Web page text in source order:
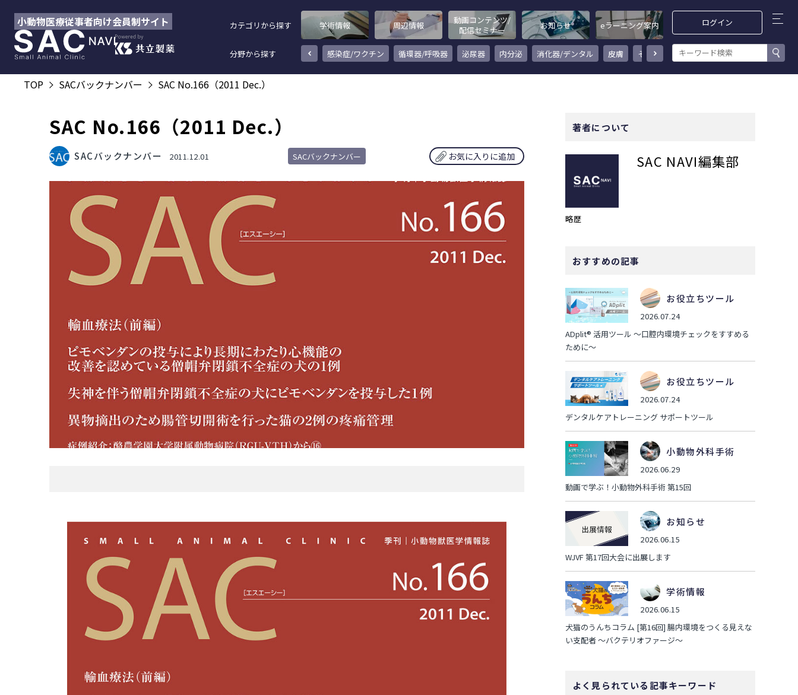
小動物医療従事者向け会員制サイト カテゴリから探す 学術情報 周辺情報
動画コンテンツ/
配信セミナー
お知らせ eラーニング案内
分野から探す その他 感染症/ワクチン 循環器/呼吸器 泌尿器 内分泌 消化器/デンタル 皮膚 その他 感染症/ワクチン 循環器/呼吸器
ログイン
TOP SACバックナンバー SAC No.166（2011 Dec.）
SAC No.166（2011 Dec.）
SACバックナンバー 2011.12.01 SACバックナンバー お気に入りに追加
著者について
SAC NAVI編集部
略歴
おすすめの記事
お役立ちツール
2026.07.24
ADplit® 活用ツール ～口腔内環境チェックをすすめる
ために～
お役立ちツール
2026.07.24
デンタルケアトレーニング サポートツール
小動物外科手術
2026.06.29
動画で学ぶ！小動物外科手術 第15回
お知らせ
2026.06.15
WJVF 第17回大会に出展します
学術情報
2026.06.15
犬猫のうんちコラム [第16回] 腸内環境をつくる見えな
い支配者 ～バクテリオファージ～
よく見られている記事キーワード